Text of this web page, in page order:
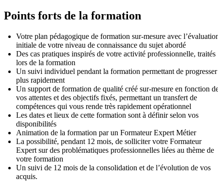
Points forts de la formation
Votre plan pédagogique de formation sur-mesure avec
initiale de votre niveau de connaissance du sujet abordé
Des cas pratiques inspirés de votre activité professionnelle, traités
lors de la formation
Un suivi individuel pendant la formation permettant de progresser
plus rapidement
Un support de formation de qualité créé sur-mesure en fonction
vos attentes et des objectifs fixés, permettant un transfert de
compétences qui vous rende très rapidement opérationnel
Les dates et lieux de cette formation sont à définir selon vos
disponibilités
Animation de la formation par un Formateur Expert Métier
La possibilité, pendant 12 mois, de solliciter votre Formateur
Expert sur des problématiques professionnelles liées au thème de
votre formation
Un suivi de 12 mois de la consolidation et de l’évolution de vos
acquis.